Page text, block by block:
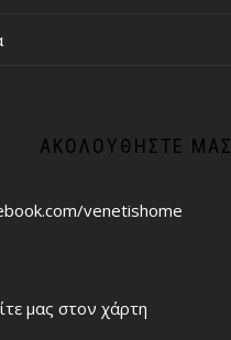
ΑΚΟΛΟΥΘΉΣΤΕ ΜΑΣ
venetishome
μας στον χάρτη